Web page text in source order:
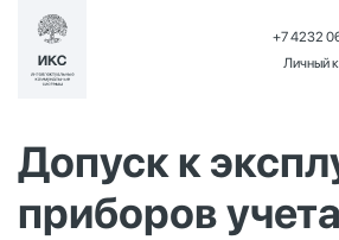
+7 4232
Личный
Допуск к
приборов учета